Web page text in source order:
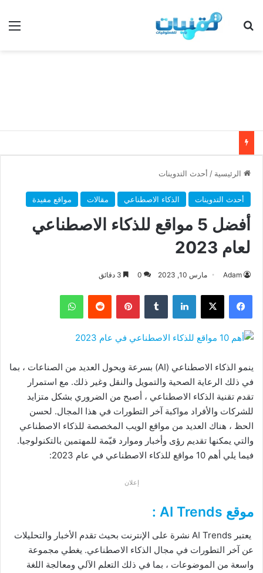
بحث عن
الرئيسية / أحدث التدوينات
أحدث التدوينات الذكاء الاصطناعي مقالات مواقع مفيدة
أفضل 5 مواقع للذكاء الاصطناعي
لعام 2023
Adam مارس 10, 2023 0
فيسبوك ‫X لينكدإن بينتيريست واتساب
ينمو الذكاء الاصطناعي (AI) بسرعة ويحول العديد من الصناعات ، بما
في ذلك الرعاية الصحية والتمويل والنقل وغير ذلك. مع استمرار
تقدم تقنية الذكاء الاصطناعي ، أصبح من الضروري بشكل متزايد
للشركات والأفراد مواكبة آخر التطورات في هذا المجال. لحسن
الحظ ، هناك العديد من مواقع الويب المخصصة للذكاء الاصطناعي
والتي يمكنها تقديم رؤى وأخبار وموارد قيّمة للمهتمين بالتكنولوجيا.
فيما يلي أهم 10 مواقع للذكاء الاصطناعي في عام 2023:
إعلان
موقع AI Trends :
يعتبر AI Trends نشرة على الإنترنت بحيث تقدم الأخبار والتحليلات
عن آخر التطورات في مجال الذكاء الاصطناعي. يغطي مجموعة
واسعة من الموضوعات ، بما في ذلك التعلم الآلي ومعالجة اللغة